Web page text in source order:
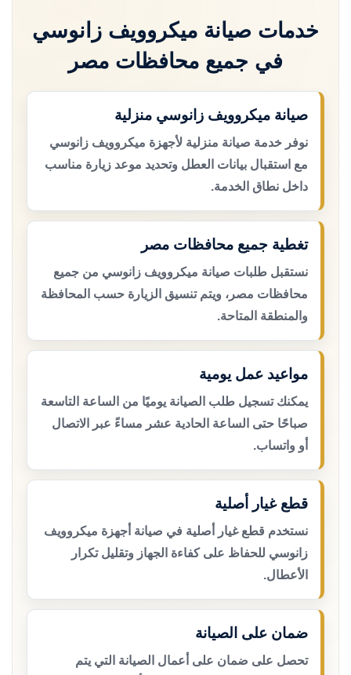
خدمات صيانة ميكروويف زانوسي
في جميع محافظات مصر
صيانة ميكروويف زانوسي منزلية
نوفر خدمة صيانة منزلية لأجهزة ميكروويف زانوسي
مع استقبال بيانات العطل وتحديد موعد زيارة مناسب
داخل نطاق الخدمة.
تغطية جميع محافظات مصر
نستقبل طلبات صيانة ميكروويف زانوسي من جميع
محافظات مصر، ويتم تنسيق الزيارة حسب المحافظة
والمنطقة المتاحة.
مواعيد عمل يومية
يمكنك تسجيل طلب الصيانة يوميًا من الساعة التاسعة
صباحًا حتى الساعة الحادية عشر مساءً عبر الاتصال
أو واتساب.
قطع غيار أصلية
نستخدم قطع غيار أصلية في صيانة أجهزة ميكروويف
زانوسي للحفاظ على كفاءة الجهاز وتقليل تكرار
الأعطال.
ضمان على الصيانة
تحصل على ضمان على أعمال الصيانة التي يتم